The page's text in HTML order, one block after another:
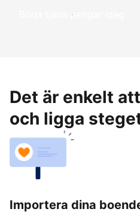
Börja tjäna pengar idag
Det är enkelt
och ligga
Importera dina